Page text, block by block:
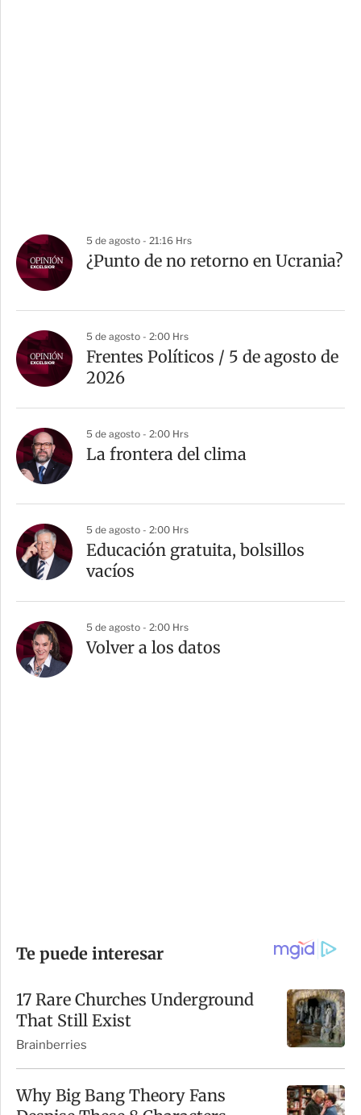
5 de agosto - 21:16 Hrs
¿Punto de no retorno en Ucrania?
5 de agosto - 2:00 Hrs
Frentes Políticos / 5 de agosto de
2026
5 de agosto - 2:00 Hrs
La frontera del clima
5 de agosto - 2:00 Hrs
Educación gratuita, bolsillos
vacíos
5 de agosto - 2:00 Hrs
Volver a los datos